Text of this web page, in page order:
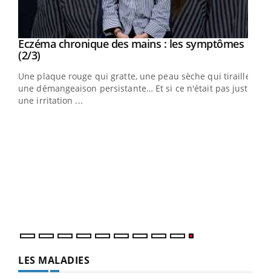
Youtube
Eczéma chronique des mains : les symptômes
(2/3)Youtube
Une plaque rouge qui gratte, une peau sèche qui tiraille,
une démangeaison persistante… Et si ce n'était pas juste
une irritation ...
LES MALADIES